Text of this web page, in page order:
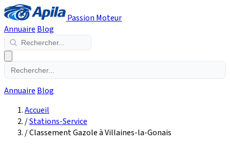
Passion Moteur
Annuaire Blog
Annuaire Blog
Accueil
/Stations-Service
/Classement Gazole à Villaines-la-Gonais